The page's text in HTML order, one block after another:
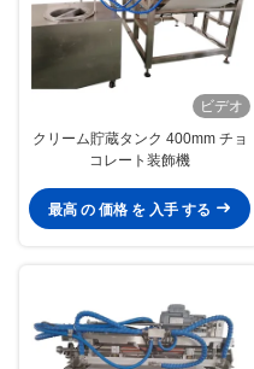
ビデオ
クリーム貯蔵タンク 400mm チョ
コレート装飾機
最高 の 価格 を 入手 する